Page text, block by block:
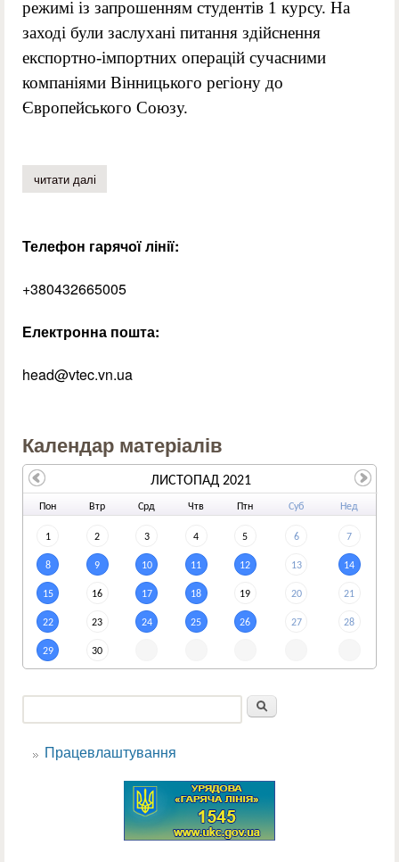
режимі із запрошенням студентів 1 курсу. На
заході були заслухані питання здійснення
експортно-імпортних операцій сучасними
компаніями Вінницького регіону до
Європейського Союзу.
читати далі
Телефон гарячої лінії:
+380432665005
Електронна пошта:
head@vtec.vn.ua
Календар матеріалів
Пон Втр Срд Чтв Птн Суб Нед
1 2 3 4 5 6 7
8 9 10 11 12 13 14
15 16 17 18 19 20 21
22 23 24 25 26 27 28
29 30
ЛИСТОПАД 2021
Пошукова форма
Працевлаштування